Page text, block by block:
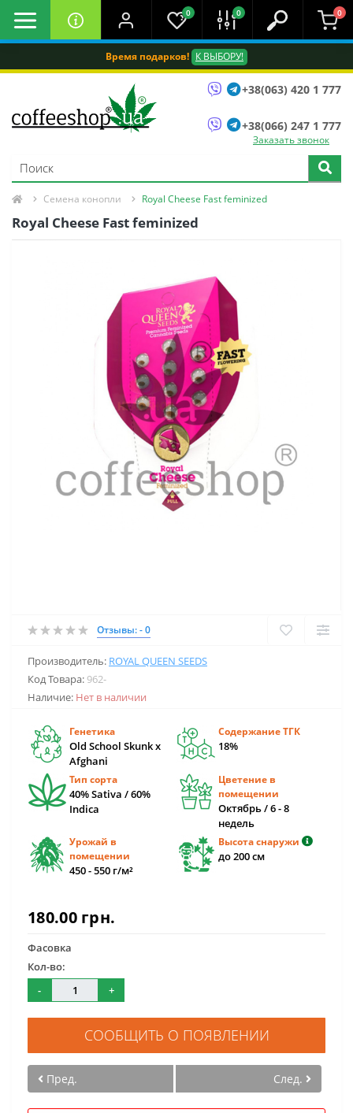
Время подарков! К ВЫБОРУ!
0 0 0
+38(063) 420 1 777
+38(066) 247 1 777
Заказать звонок
Семена конопли Royal Cheese Fast feminized
Royal Cheese Fast feminized
Отзывы: - 0
Производитель: ROYAL QUEEN SEEDS
Код Товара: 962-
Наличие: Нет в наличии
Генетика
Old School Skunk x
Afghani
Содержание ТГК
18%
Тип сорта
40% Sativa / 60%
Indica
Цветение в
помещении
Октябрь / 6 - 8
недель
Урожай в
помещении
450 - 550 г/м²
Высота снаружи
до 200 см
180.00 грн.
Фасовка
Кол-во:
-
+
СООБЩИТЬ О ПОЯВЛЕНИИ
Пред. След.